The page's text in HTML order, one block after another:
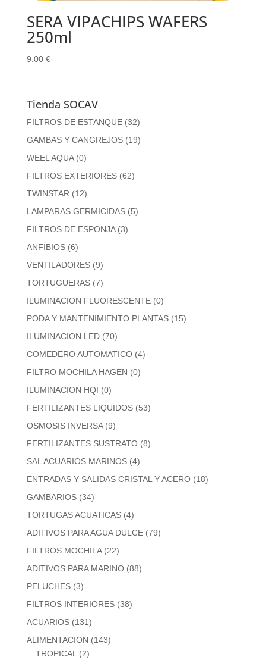
SERA VIPACHIPS WAFERS
250ml
9.00 €
Tienda SOCAV
FILTROS DE ESTANQUE (32)
GAMBAS Y CANGREJOS (19)
WEEL AQUA (0)
FILTROS EXTERIORES (62)
TWINSTAR (12)
LAMPARAS GERMICIDAS (5)
FILTROS DE ESPONJA (3)
ANFIBIOS (6)
VENTILADORES (9)
TORTUGUERAS (7)
ILUMINACION FLUORESCENTE (0)
PODA Y MANTENIMIENTO PLANTAS (15)
ILUMINACION LED (70)
COMEDERO AUTOMATICO (4)
FILTRO MOCHILA HAGEN (0)
ILUMINACION HQI (0)
FERTILIZANTES LIQUIDOS (53)
OSMOSIS INVERSA (9)
FERTILIZANTES SUSTRATO (8)
SAL ACUARIOS MARINOS (4)
ENTRADAS Y SALIDAS CRISTAL Y ACERO (18)
GAMBARIOS (34)
TORTUGAS ACUATICAS (4)
ADITIVOS PARA AGUA DULCE (79)
FILTROS MOCHILA (22)
ADITIVOS PARA MARINO (88)
PELUCHES (3)
FILTROS INTERIORES (38)
ACUARIOS (131)
ALIMENTACION (143)
TROPICAL (2)